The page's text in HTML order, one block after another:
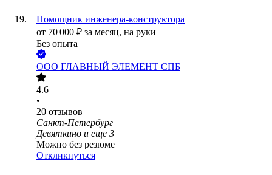
Помощник инженера-конструктора
от 70 000 ₽ за месяц, на руки
Без опыта
ООО ГЛАВНЫЙ ЭЛЕМЕНТ СПБ
4.6
•
20 отзывов
Санкт-Петербург
Девяткино и еще 3
Можно без резюме
Откликнуться